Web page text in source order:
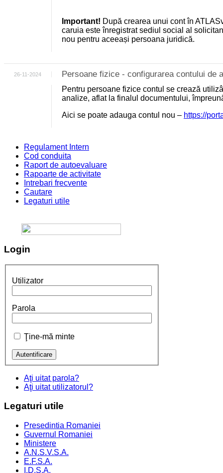
Important! După crearea unui cont în
caruia este înregistrat sediul social al
nou pentru aceeași persoana juridică.
26-11-2024 Persoane fizice - configurarea contului de
Pentru persoane fizice contul se crează
analize, aflat la finalul documentului,
Aici se poate adauga contul nou – https://
Regulament Intern
Cod conduita
Raport de autoevaluare
Rapoarte de activitate
Intrebari frecvente
Cautare
Legaturi utile
Login
Utilizator
Parola
Ţine-mă minte
Aţi uitat parola?
Aţi uitat utilizatorul?
Legaturi utile
Presedintia Romaniei
Guvernul Romaniei
Ministere
A.N.S.V.S.A.
E.F.S.A.
I.D.S.A.